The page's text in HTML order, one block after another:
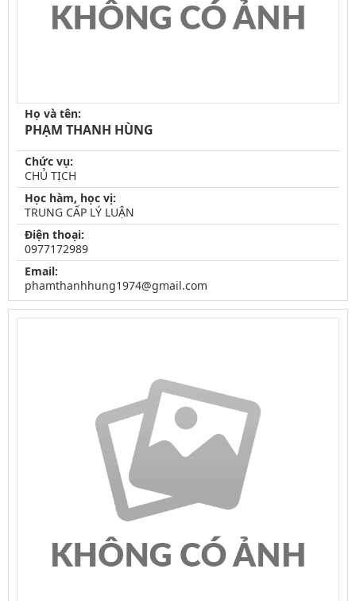
Họ và tên:
PHẠM THANH HÙNG
Chức vụ:
CHỦ TỊCH
Học hàm, học vị:
TRUNG CẤP LÝ LUẬN
Điện thoại:
0977172989
Email:
phamthanhhung1974@gmail.com